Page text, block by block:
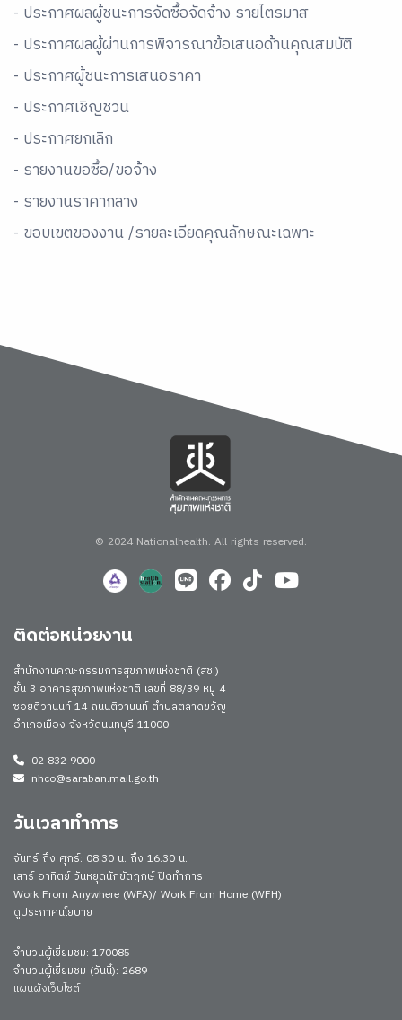
- ประกาศผลผู้ชนะการจัดซื้อจัดจ้าง รายไตรมาส
- ประกาศผลผู้ผ่านการพิจารณาข้อเสนอด้านคุณสมบัติ
- ประกาศผู้ชนะการเสนอราคา
- ประกาศเชิญชวน
- ประกาศยกเลิก
- รายงานขอซื้อ/ขอจ้าง
- รายงานราคากลาง
- ขอบเขตของงาน /รายละเอียดคุณลักษณะเฉพาะ
© 2024 Nationalhealth. All rights reserved.
ติดต่อหน่วยงาน
สำนักงานคณะกรรมการสุขภาพแห่งชาติ (สช.)
ชั้น 3 อาคารสุขภาพแห่งชาติ เลขที่ 88/39 หมู่ 4
ซอยติวานนท์ 14 ถนนติวานนท์ ตำบลตลาดขวัญ
อำเภอเมือง จังหวัดนนทบุรี 11000
02 832 9000
nhco@saraban.mail.go.th
วันเวลาทำการ
จันทร์ ถึง ศุกร์: 08.30 น. ถึง 16.30 น.
เสาร์ อาทิตย์ วันหยุดนักขัตฤกษ์ ปิดทำการ
Work From Anywhere (WFA)/ Work From Home (WFH)
ดูประกาศนโยบาย
จำนวนผู้เยี่ยมชม: 170085
จำนวนผู้เยี่ยมชม (วันนี้): 2689
แผนผังเว็บไซต์